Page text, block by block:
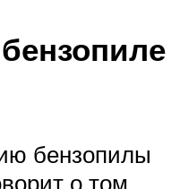
бензопилы
о том,